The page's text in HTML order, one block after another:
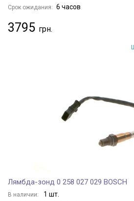
Срок ожидания: 6 часов
3795
Лямбда-зонд 0 258 027 029 BOSCH
В наличии: 1 шт.